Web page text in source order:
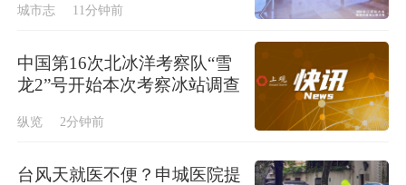
城市志 11分钟前
中国第16次北冰洋考察队“雪
龙2”号开始本次考察冰站调查
纵览 2分钟前
台风天就医不便？申城医院提